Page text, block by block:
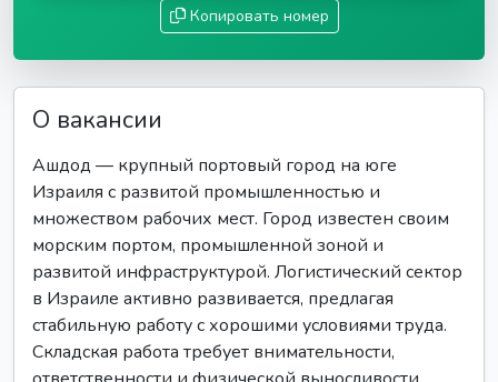
Копировать номер
О вакансии
Ашдод — крупный портовый город на юге
Израиля с развитой промышленностью и
множеством рабочих мест. Город известен своим
морским портом, промышленной зоной и
развитой инфраструктурой. Логистический сектор
в Израиле активно развивается, предлагая
стабильную работу с хорошими условиями труда.
Складская работа требует внимательности,